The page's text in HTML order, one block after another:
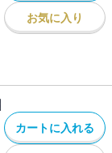
お気に入り
カートに入れる